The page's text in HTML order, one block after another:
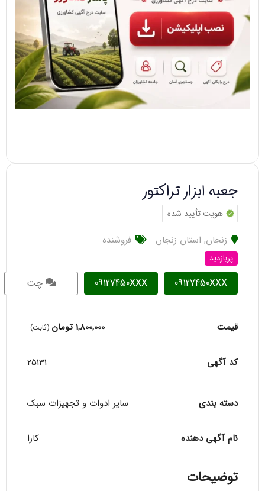
جعبه ابزار تراکتور
هویت تأیید شده
زنجان, استان زنجان فروشنده
پربازدید
09127450XXX
09127450XXX چت
قیمت 1,800,000 تومان (ثابت)
کد آگهی 25131
دسته بندی سایر ادوات و تجهیزات سبک
نام آگهی دهنده کارا
توضیحات